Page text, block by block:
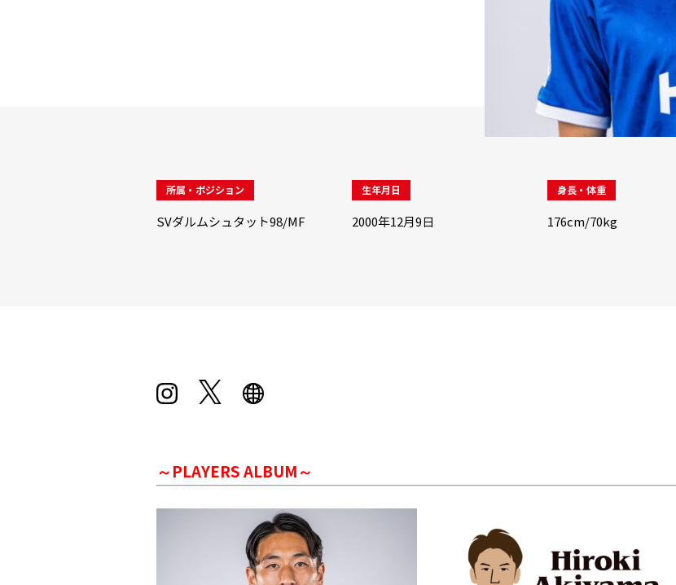
所属・ポジション
SVダルムシュタット98/MF
生年月日
2000年12月9日
身長・体重
176cm/70kg
～PLAYERS ALBUM～